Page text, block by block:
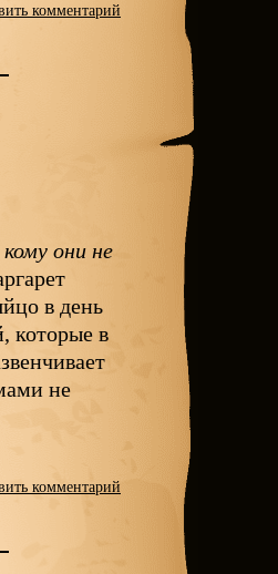
комментарий
они не
в день
которые в
не
комментарий